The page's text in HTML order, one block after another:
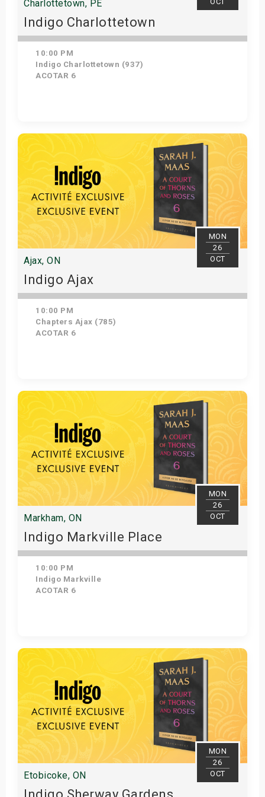
Charlottetown, PE
Indigo Charlottetown
10:00 PM
Indigo Charlottetown (937)
ACOTAR 6
Get Tickets
MON
26
OCT
Ajax, ON
Indigo Ajax
10:00 PM
Chapters Ajax (785)
ACOTAR 6
Get Tickets
MON
26
OCT
Markham, ON
Indigo Markville Place
10:00 PM
Indigo Markville
ACOTAR 6
Get Tickets
MON
26
OCT
Etobicoke, ON